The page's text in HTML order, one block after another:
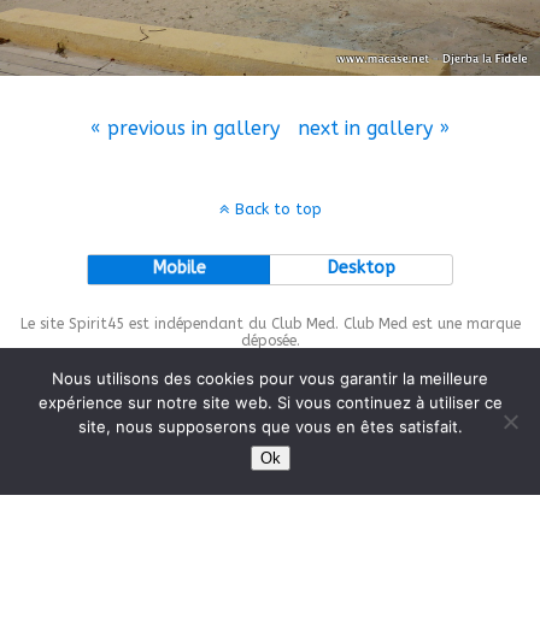
« previous in gallery next in gallery »
Back to top
Mobile Desktop
Le site Spirit45 est indépendant du Club Med. Club Med est une marque
déposée.
This site is protected bywp-copyrightpro.com
Nous utilisons des cookies pour vous garantir la meilleure
expérience sur notre site web. Si vous continuez à utiliser ce
site, nous supposerons que vous en êtes satisfait.
Ok